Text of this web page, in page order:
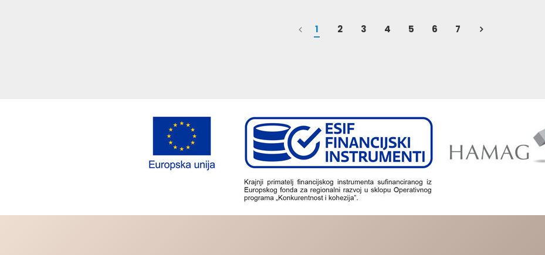
1 2 3 4 5 6 7